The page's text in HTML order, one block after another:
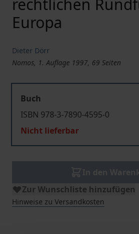
rechtlichen
Europa
Dieter Dörr
Nomos, 1. Auflage 1997, 69 Seiten
Buch
ISBN 978-3-7890-4595-0
Nicht lieferbar
Zur Wunschliste hinzufügen
Hinweise zu Versandkosten